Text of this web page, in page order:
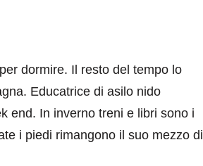
dormire. Il resto del tempo lo
Educatrice di asilo nido
end. In inverno treni e libri sono i
i piedi rimangono il suo mezzo di